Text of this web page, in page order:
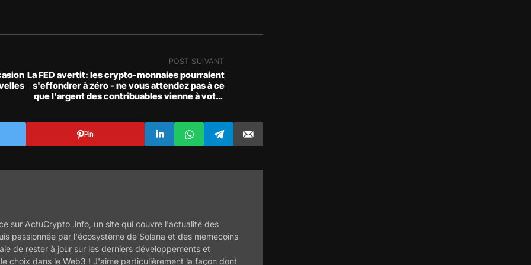
POST SUIVANT
La FED avertit: les crypto-monnaies pourraient
s'effondrer à zéro - ne vous attendez pas à ce
que l'argent des contribuables vienne à votre
Pin
sur ActuCrypto .info, un site qui couvre l'actualité des
passionnée par l'écosystème de Solana et des memecoins
de rester à jour sur les derniers développements et
choix dans le Web3 ! J'aime particulièrement la façon dont